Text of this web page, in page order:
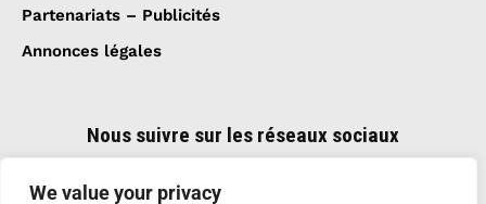
We value your privacy
Partenariats – Publicités
Annonces légales
Nous suivre sur les réseaux sociaux